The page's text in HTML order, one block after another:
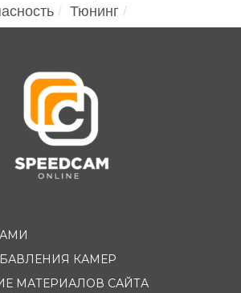
Тюнинг
водителю
КАМЕР
МАТЕРИАЛОВ САЙТА